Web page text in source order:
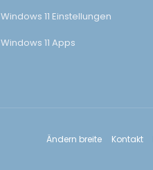
Windows 11 Einstellungen
Windows 11 Apps
Ändern breite Kontakt